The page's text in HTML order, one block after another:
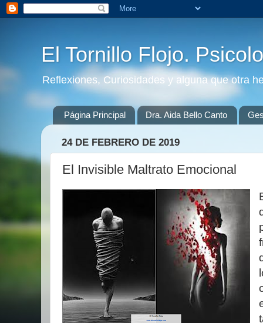
El Tornillo Flojo.
Reflexiones, Curiosidades y alguna que otra
Página Principal Dra. Aida Bello Canto
24 DE FEBRERO DE 2019
El Invisible Maltrato Emocional